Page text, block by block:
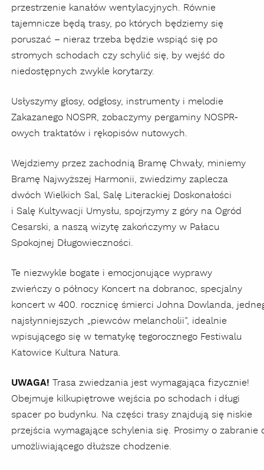
przestrzenie kanałów wentylacyjnych. Równie
tajemnicze będą trasy, po których będziemy się
poruszać – nieraz trzeba będzie wspiąć się po
stromych schodach czy schylić się, by wejść do
niedostępnych zwykle korytarzy.
Usłyszymy głosy, odgłosy, instrumenty i melodie
Zakazanego NOSPR, zobaczymy pergaminy NOSPR-
owych traktatów i rękopisów nutowych.
Wejdziemy przez zachodnią Bramę Chwały, miniemy
Bramę Najwyższej Harmonii, zwiedzimy zaplecza
dwóch Wielkich Sal, Salę Literackiej Doskonałości
i Salę Kultywacji Umysłu, spojrzymy z góry na Ogród
Cesarski, a naszą wizytę zakończymy w Pałacu
Spokojnej Długowieczności.
Te niezwykle bogate i emocjonujące wyprawy
zwieńczy o północy Koncert na dobranoc, specjalny
koncert w 400. rocznicę śmierci Johna Dowlanda,
najsłynniejszych „piewców melancholii”, idealnie
wpisującego się w tematykę tegorocznego Festiwalu
Katowice Kultura Natura.
UWAGA! Trasa zwiedzania jest wymagająca fizycznie!
Obejmuje kilkupiętrowe wejścia po schodach i długi
spacer po budynku. Na części trasy znajdują się niskie
przejścia wymagające schylenia się. Prosimy o zabranie
umożliwiającego dłuższe chodzenie.